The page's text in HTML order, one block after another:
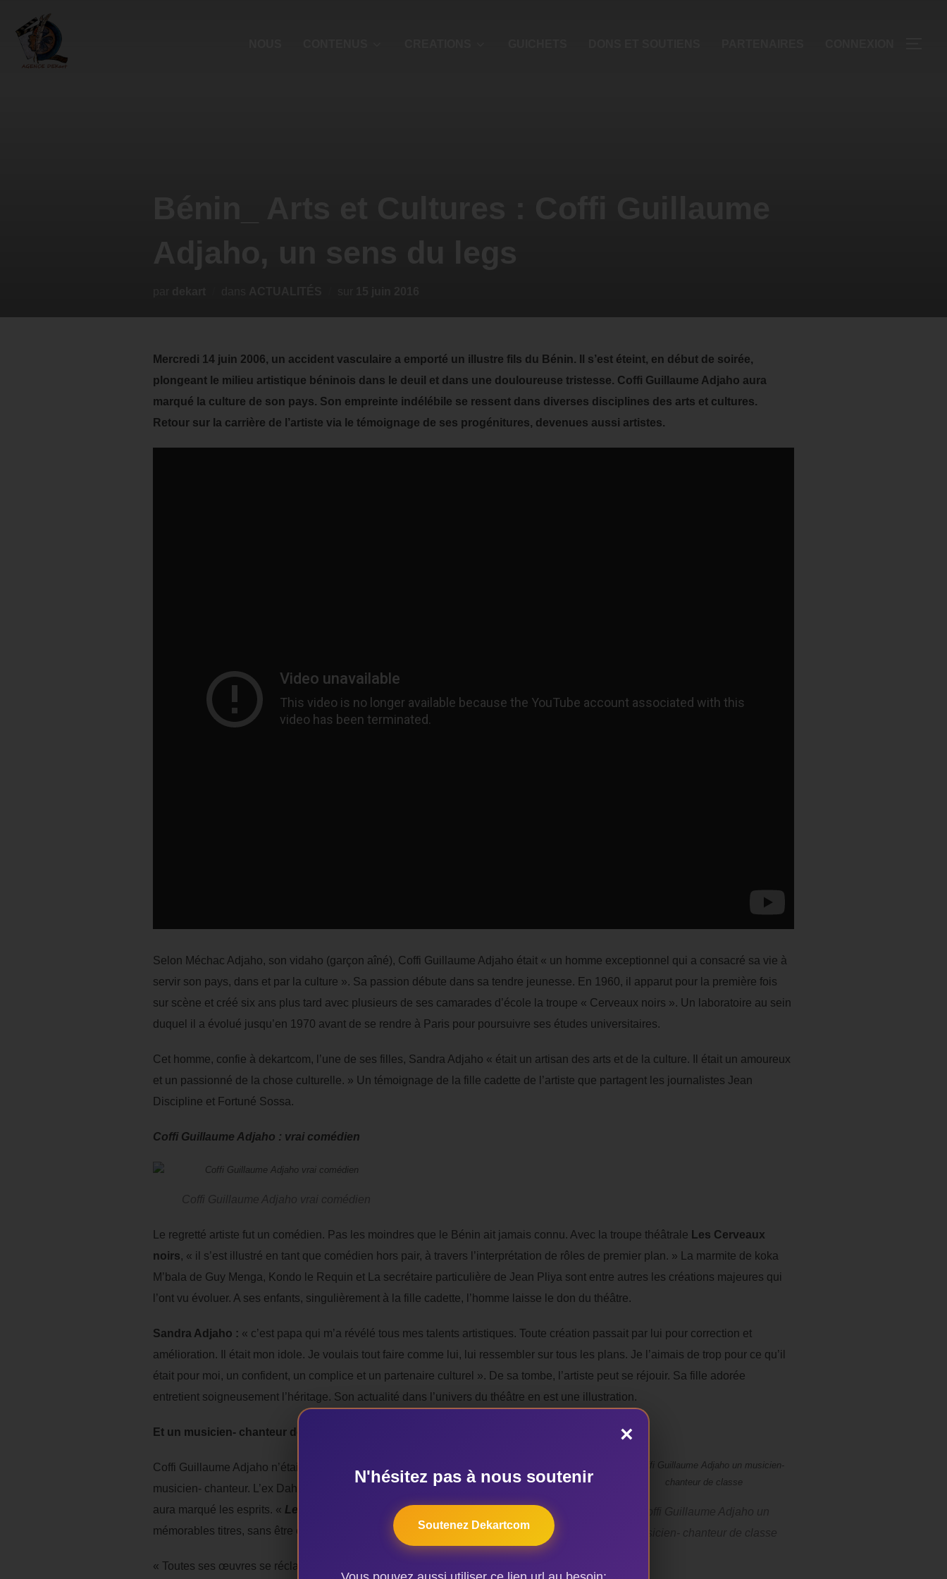
Mercredi 14 juin 2006, un accident vasculaire a emporté un illustre fils du Bénin. Il s’est éteint, en début de soirée,
plongeant le milieu artistique béninois dans le deuil et dans une douloureuse tristesse. Coffi Guillaume Adjaho aura
marqué la culture de son pays. Son empreinte indélébile se ressent dans diverses disciplines des arts et cultures.
Retour sur la carrière de l’artiste via le témoignage de ses progénitures, devenues aussi artistes.
Selon Méchac Adjaho, son vidaho (garçon aîné), Coffi Guillaume Adjaho était « un homme exceptionnel qui a consacré sa vie à
servir son pays, dans et par la culture ». Sa passion débute dans sa tendre jeunesse. En 1960, il apparut pour la première fois
sur scène et créé six ans plus tard avec plusieurs de ses camarades d’école la troupe « Cerveaux noirs ». Un laboratoire au sein
duquel il a évolué jusqu’en 1970 avant de se rendre à Paris pour poursuivre ses études universitaires.
Cet homme, confie à dekartcom, l’une de ses filles, Sandra Adjaho « était un artisan des arts et de la culture. Il était un amoureux
et un passionné de la chose culturelle. » Un témoignage de la fille cadette de l’artiste que partagent les journalistes Jean
Discipline et Fortuné Sossa.
Coffi Guillaume Adjaho : vrai comédien
Coffi Guillaume Adjaho vrai comédien
Le regretté artiste fut un comédien. Pas les moindres que le Bénin ait jamais connu. Avec la troupe théâtrale Les Cerveaux
noirs, « il s’est illustré en tant que comédien hors pair, à travers l’interprétation de rôles de premier plan. » La marmite de koka
M’bala de Guy Menga, Kondo le Requin et La secrétaire particulière de Jean Pliya sont entre autres les créations majeures qui
l’ont vu évoluer. A ses enfants, singulièrement à la fille cadette, l’homme laisse le don du théâtre.
Sandra Adjaho : « c’est papa qui m’a révélé tous mes talents artistiques. Toute création passait par lui pour correction et
amélioration. Il était mon idole. Je voulais tout faire comme lui, lui ressembler sur tous les plans. Je l’aimais de trop pour ce qu’il
était pour moi, un confident, un complice et un partenaire culturel ». De sa tombe, l’artiste peut se réjouir. Sa fille adorée
entretient soigneusement l’héritage. Son actualité dans l’univers du théâtre en est une illustration.
Et un musicien- chanteur de classe
Coffi Guillaume Adjaho un
musicien- chanteur de classe
Coffi Guillaume Adjaho n’était pas seulement comédien. Il fut également un grand
musicien- chanteur. L’ex Dahomey peut se targuer de ses beaux morceaux. L’homme
aura marqué les esprits. « Le boumba de Coffi », « dô nu mi», ses
mémorables titres, sans être exhaustif continuent de faire danser les Béninois.
« Toutes ses œuvres se réclament assidument de la musique moderne d’inspiration
×
N'hésitez pas à nous soutenir
Soutenez Dekartcom